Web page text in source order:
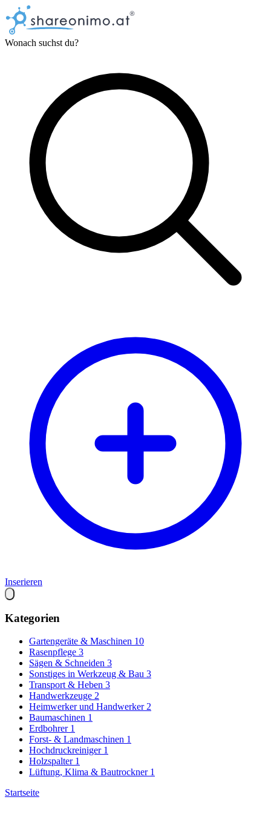
Wonach suchst du?
Inserieren
Kategorien
Gartengeräte & Maschinen 10
Rasenpflege 3
Sägen & Schneiden 3
Sonstiges in Werkzeug & Bau 3
Transport & Heben 3
Handwerkzeuge 2
Heimwerker und Handwerker 2
Baumaschinen 1
Erdbohrer 1
Forst- & Landmaschinen 1
Hochdruckreiniger 1
Holzspalter 1
Lüftung, Klima & Bautrockner 1
Startseite